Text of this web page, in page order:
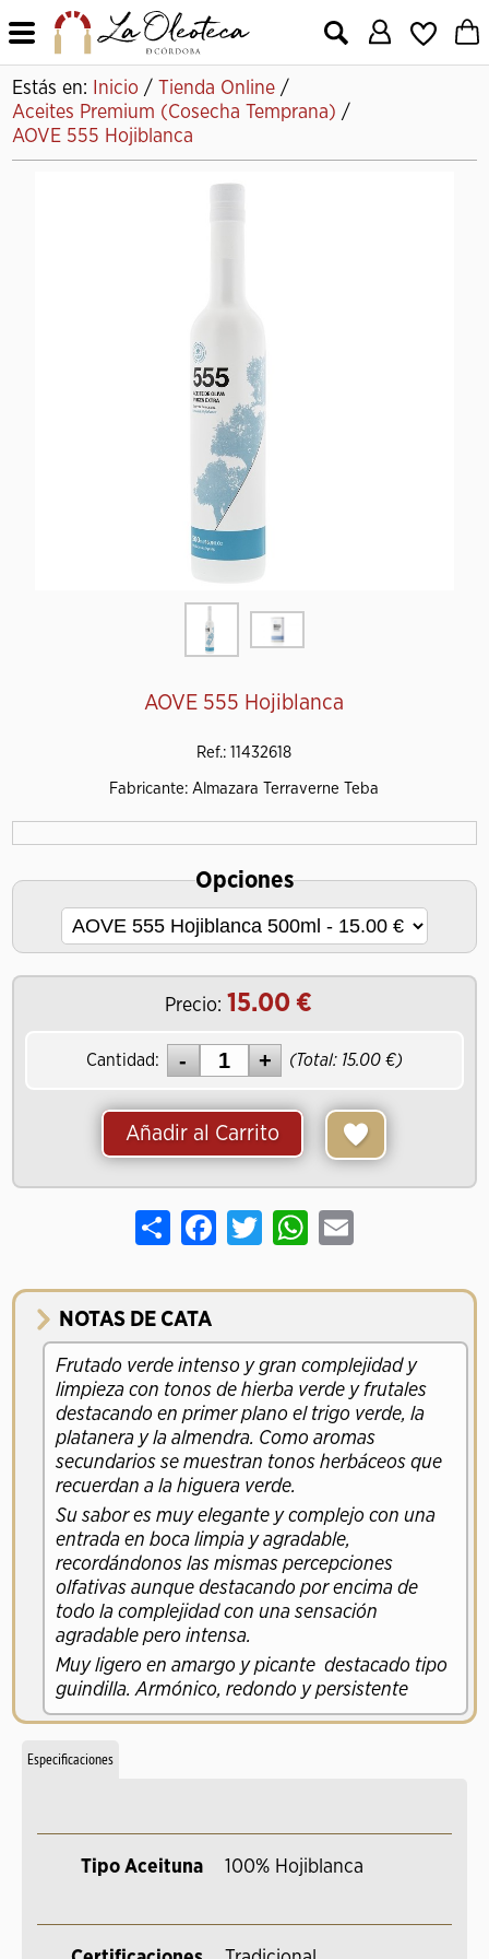
X
Estás en: Inicio / Tienda Online /
Aceites Premium (Cosecha Temprana) /
AOVE 555 Hojiblanca
AOVE 555 Hojiblanca
Ref.: 11432618
Fabricante: Almazara Terraverne Teba
Opciones
Precio: 15.00
Cantidad: (Total: 15.00)
Añadir al Carrito
ShareFacebook
TwitterWhatsApp
Email
NOTAS DE CATA
Frutado verde intenso y gran complejidad y
limpieza con tonos de hierba verde y frutales
destacando en primer plano el trigo verde, la
platanera y la almendra. Como aromas
secundarios se muestran tonos herbáceos que
recuerdan a la higuera verde.
Su sabor es muy elegante y complejo con una
entrada en boca limpia y agradable,
recordándonos las mismas percepciones
olfativas aunque destacando por encima de
todo la complejidad con una sensación
agradable pero intensa.
Muy ligero en amargo y picante destacado tipo
guindilla. Armónico, redondo y persistente
Especificaciones
Tipo Aceituna 100% Hojiblanca